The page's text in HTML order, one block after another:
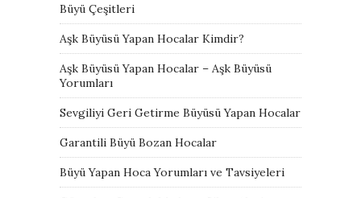
Büyü Çeşitleri
Aşk Büyüsü Yapan Hocalar Kimdir?
Aşk Büyüsü Yapan Hocalar – Aşk Büyüsü
Yorumları
Sevgiliyi Geri Getirme Büyüsü Yapan Hocalar
Garantili Büyü Bozan Hocalar
Büyü Yapan Hoca Yorumları ve Tavsiyeleri